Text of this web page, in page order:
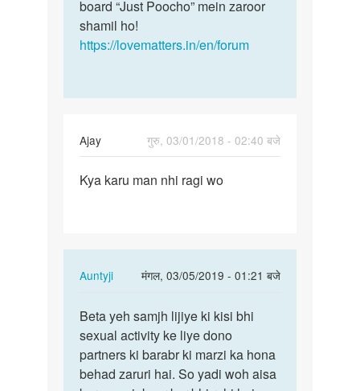
board “Just Poocho” mein zaroor
shamil ho!
https://lovematters.in/en/forum
Ajay
गुरु, 03/01/2018 - 02:40 बजे
Kya
wo
Kya karu man nhi ragi wo
Auntyji
मंगल, 03/05/2019 - 01:21 बजे
In
to
Kya
karu
man
Beta
yeh
samjh
lijiye
Beta yeh samjh lijiye ki kisi bhi
sexual activity ke liye dono
partners ki barabr ki marzi ka hona
behad zaruri hai. So yadi woh aisa